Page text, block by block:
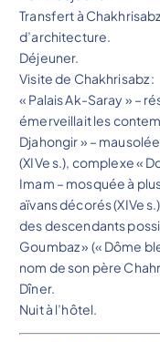
Transfert à
d’architecture.
Déjeuner.
Visite de Chakhrisabz :
« Palais Ak-Saray » –
émerveillait les
Djahongir » –
(XIVe s.), complexe «
Imam – mosquée à
aïvans décorés (XIVe
des descendants
Goumbaz » (« Dôme
nom de son père
Dîner.
Nuit à l’hôtel.